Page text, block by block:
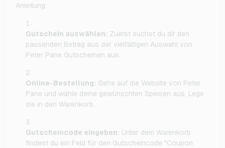
Anleitung:
Gutschein auswählen: Zuerst suchst du dir den
passenden Betrag aus der vielfältigen Auswahl von
Peter Pane Gutscheinen aus.
Online-Bestellung: Gehe auf die Website von Peter
Pane und wähle deine gewünschten Speisen aus. Lege
sie in den Warenkorb.
Gutscheincode eingeben: Unter dem Warenkorb
findest du ein Feld für den Gutscheincode "Coupon